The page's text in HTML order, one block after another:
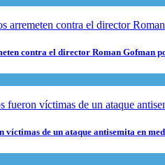
contra el director Roman Gofman
de un ataque antisemita en